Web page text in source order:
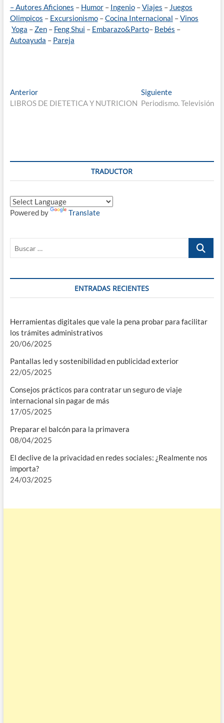
–Autores Aficiones – Humor– Ingenio–Viajes – Juegos
Olimpicos – Excursionismo–Cocina Internacional –Vinos
Yoga – Zen– Feng Shui – Embarazo&Parto– Bebés –
Autoayuda – Pareja
Navegación
de
AnteriorEntrada
anterior:
LIBROS DE DIETETICA Y NUTRICION
SiguienteEntrada
siguiente:
Periodismo. Televisión
TRADUCTOR
Powered by Translate
Buscar
ENTRADAS RECIENTES
Herramientas digitales que vale la pena probar para facilitar
los trámites administrativos
20/06/2025
Pantallas led y sostenibilidad en publicidad exterior
22/05/2025
Consejos prácticos para contratar un seguro de viaje
internacional sin pagar de más
17/05/2025
Preparar el balcón para la primavera
08/04/2025
El declive de la privacidad en redes sociales: ¿Realmente nos
importa?
24/03/2025